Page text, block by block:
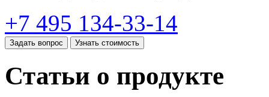
+7 495 134-33-14
Задать вопрос Узнать стоимость
Статьи о продукте